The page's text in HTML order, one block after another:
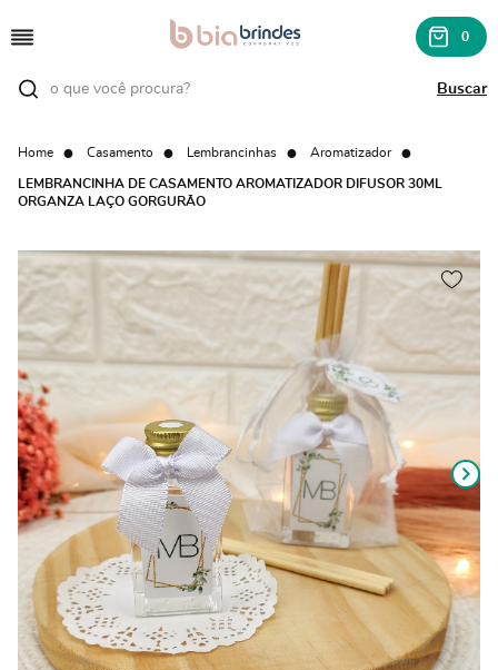
0
Home Casamento Lembrancinhas Aromatizador
LEMBRANCINHA DE CASAMENTO AROMATIZADOR DIFUSOR 30ML
ORGANZA LAÇO GORGURÃO